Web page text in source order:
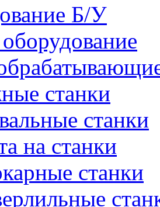
Б/У
станки
станки
на станки
станки